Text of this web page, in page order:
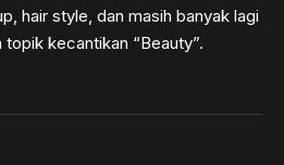
hair style, dan masih banyak lagi
kecantikan “Beauty”.